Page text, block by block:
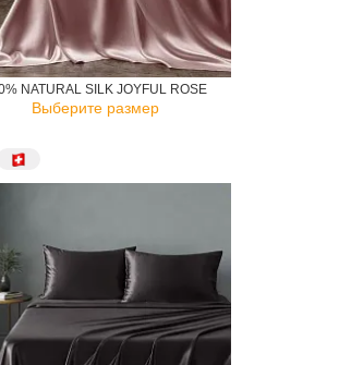
NATURAL SILK JOYFUL ROSE
Выберите размер